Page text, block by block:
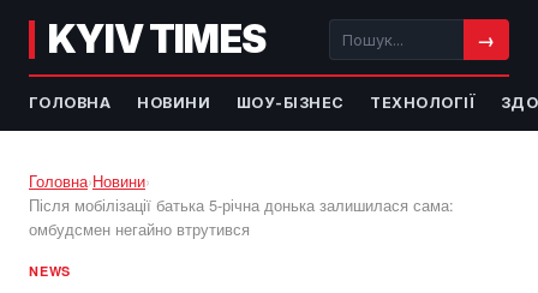
KYIV TIMES →
ГОЛОВНА НОВИНИ ШОУ-БІЗНЕС ТЕХНОЛОГІЇ
Головна›Новини›
Після мобілізації батька 5-річна донька залишилася сама:
омбудсмен негайно втрутився
NEWS